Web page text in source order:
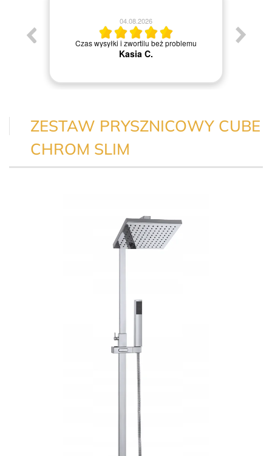
04.08.2026
Czas wysyłki i zwortilu beż problemu
Kasia C.
ZESTAW PRYSZNICOWY CUBE
CHROM SLIM